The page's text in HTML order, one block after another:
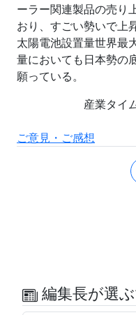
ーラー関連製品の売り
おり、すごい勢いで上
太陽電池設置量世界最
量においても日本勢の
願っている。
産業タ
ご意見・ご感想
編集長が選